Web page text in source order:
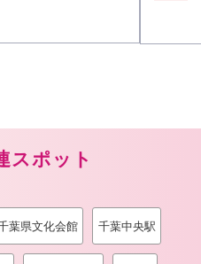
スポット
葉県文化会館 千葉中央駅